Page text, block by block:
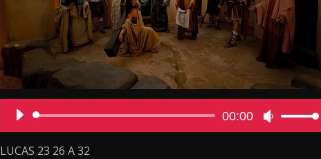
Reprodutor
de
00:00
Use
as
LUCAS 23 26 A 32